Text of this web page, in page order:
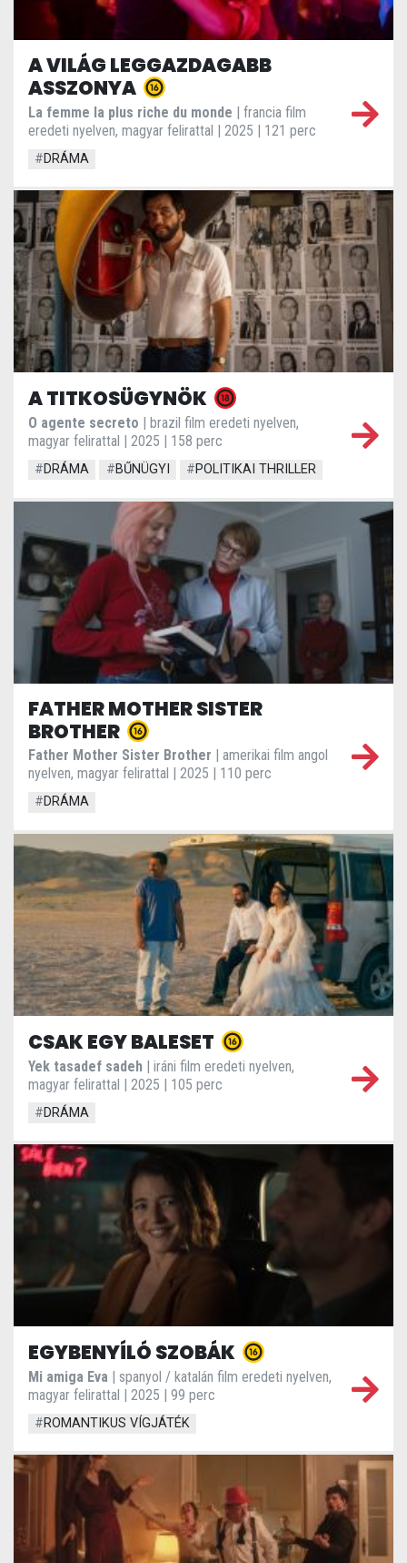
A VILÁG LEGGAZDAGABB
ASSZONYA
La femme la plus riche du monde | francia film
eredeti nyelven, magyar felirattal | 2025 | 121 perc
#DRÁMA
A TITKOSÜGYNÖK
O agente secreto | brazil film eredeti nyelven,
magyar felirattal | 2025 | 158 perc
#DRÁMA #BŰNÜGYI #POLITIKAI THRILLER
FATHER MOTHER SISTER
BROTHER
Father Mother Sister Brother | amerikai film angol
nyelven, magyar felirattal | 2025 | 110 perc
#DRÁMA
CSAK EGY BALESET
Yek tasadef sadeh | iráni film eredeti nyelven,
magyar felirattal | 2025 | 105 perc
#DRÁMA
EGYBENYÍLÓ SZOBÁK
Mi amiga Eva | spanyol / katalán film eredeti nyelven,
magyar felirattal | 2025 | 99 perc
#ROMANTIKUS VÍGJÁTÉK